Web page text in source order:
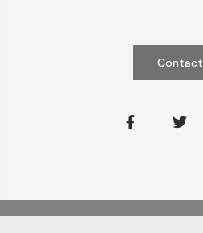
Contact
a
c
k
-
w
i